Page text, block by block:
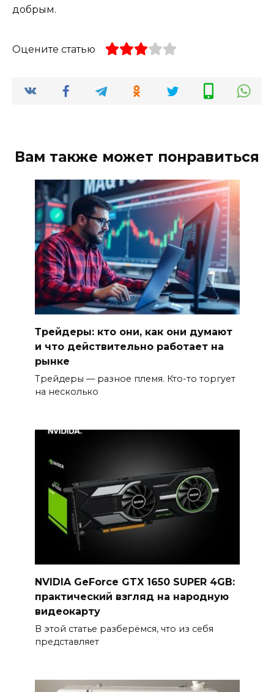
добрым.
Оцените статью
Вам также может понравиться
Трейдеры: кто они, как они думают
и что действительно работает на
рынке
Трейдеры — разное племя. Кто-то торгует
на несколько
NVIDIA GeForce GTX 1650 SUPER 4GB:
практический взгляд на народную
видеокарту
В этой статье разберёмся, что из себя
представляет